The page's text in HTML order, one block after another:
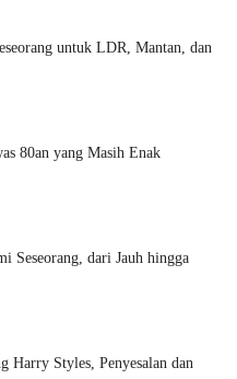
untuk LDR, Mantan, dan
80an yang Masih Enak
Seseorang, dari Jauh hingga
Harry Styles, Penyesalan dan